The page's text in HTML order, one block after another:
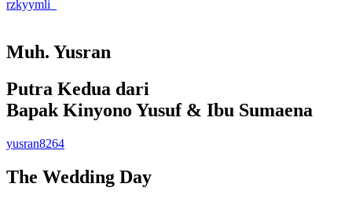
rzkyymli_
Muh. Yusran
Putra Kedua dari
Bapak Kinyono Yusuf & Ibu Sumaena
yusran8264
The Wedding Day